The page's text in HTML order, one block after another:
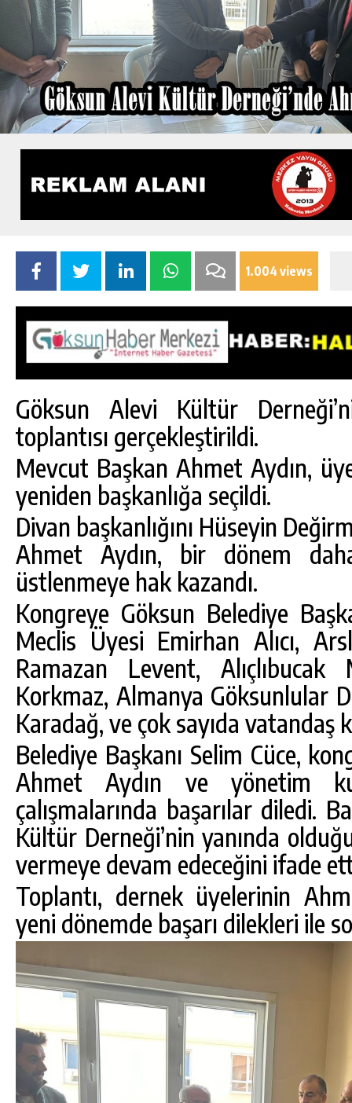
1.004 views
Göksun Alevi Kültür
toplantısı gerçekleştirildi.
Mevcut Başkan Ahmet Aydın,
yeniden başkanlığa seçildi.
Divan başkanlığını Hüseyin
Ahmet Aydın, bir dönem
üstlenmeye hak kazandı.
Kongreye Göksun Belediye
Meclis Üyesi Emirhan Alıcı,
Ramazan Levent,
Korkmaz, Almanya Göksunlular
Karadağ, ve çok sayıda vatandaş
Belediye Başkanı Selim Cüce,
Ahmet Aydın ve yönetim
çalışmalarında başarılar diledi.
Kültür Derneği’nin yanında
vermeye devam edeceğini ifade
Toplantı, dernek üyelerinin
yeni dönemde başarı dilekleri ile
GÜNLÜK HABER AKIŞI
GÖKSUN HAFIZLIK KIZ KUR’AN KURSU
ÖĞRENCILERINE DARENDE GEZISI.